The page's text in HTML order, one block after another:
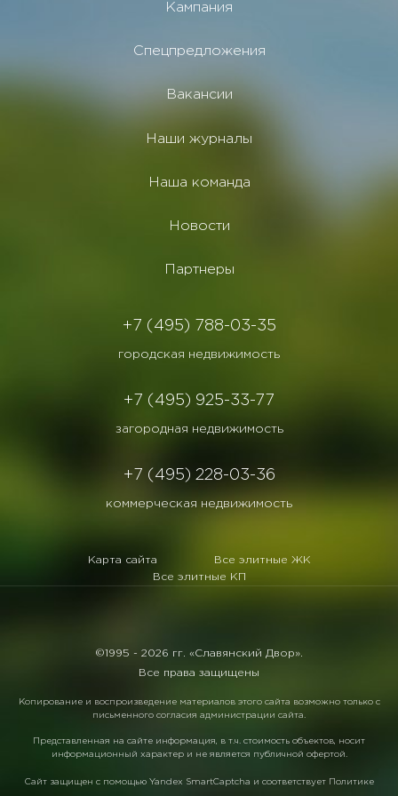
Кампания
Спецпредложения
Вакансии
Наши журналы
Наша команда
Новости
Партнеры
+7 (495) 788-03-35
городская недвижимость
+7 (495) 925-33-77
загородная недвижимость
+7 (495) 228-03-36
коммерческая недвижимость
Карта сайта
Все элитные ЖК
Все элитные КП
©1995 - 2026 гг. «Славянский Двор».
Все права защищены
Копирование и воспроизведение материалов этого сайта возможно только с
письменного согласия администрации сайта.
Представленная на сайте информация, в т.ч. стоимость объектов, носит
информационный характер и не является публичной офертой.
Сайт защищен с помощью Yandex SmartCaptcha и соответствует Политике